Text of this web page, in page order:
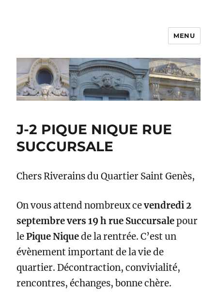
MENU
J-2 PIQUE NIQUE RUE
SUCCURSALE
Chers Riverains du Quartier Saint Genès,
On vous attend nombreux cevendredi 2
septembre vers 19 h rue Succursalepour
lePique Niquede la rentrée. C’est un
évènement important de la vie de
quartier. Décontraction, convivialité,
rencontres, échanges, bonne chère.